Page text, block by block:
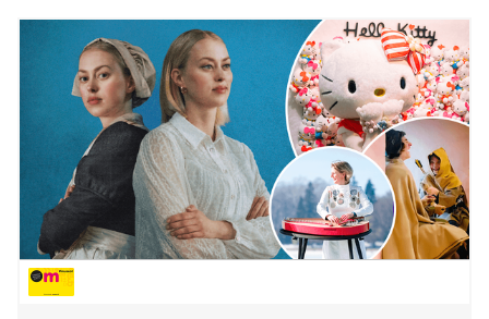
ja muut näyttelynjärjestäjät voivat maksaa
kuvataiteilijoille palkkion taidenäyttelyä varten
tehdystä työstä.